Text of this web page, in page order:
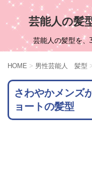
芸能人の髪
芸能人の髪型を、
HOME > 男性芸能人 髪型
さわやかメンズ
ョートの髪型